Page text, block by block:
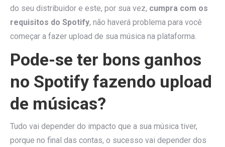
do seu distribuidor e este, por sua vez, cumpra com os
requisitos do Spotify, não haverá problema para você
começar a fazer upload de sua música na plataforma.
Pode-se ter bons ganhos
no Spotify fazendo upload
de músicas?
Tudo vai depender do impacto que a sua música tiver,
porque no final das contas, o sucesso vai depender dos